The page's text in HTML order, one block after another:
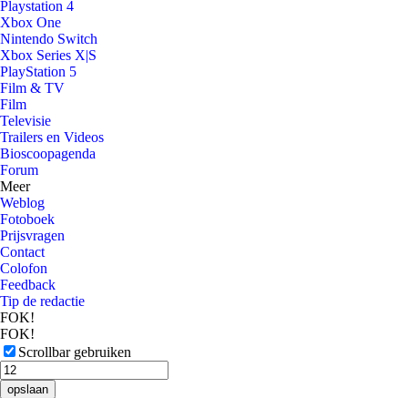
Playstation 4
Xbox One
Nintendo Switch
Xbox Series X|S
PlayStation 5
Film & TV
Film
Televisie
Trailers en Videos
Bioscoopagenda
Forum
Meer
Weblog
Fotoboek
Prijsvragen
Contact
Colofon
Feedback
Tip de redactie
FOK!
FOK!
Scrollbar gebruiken
opslaan